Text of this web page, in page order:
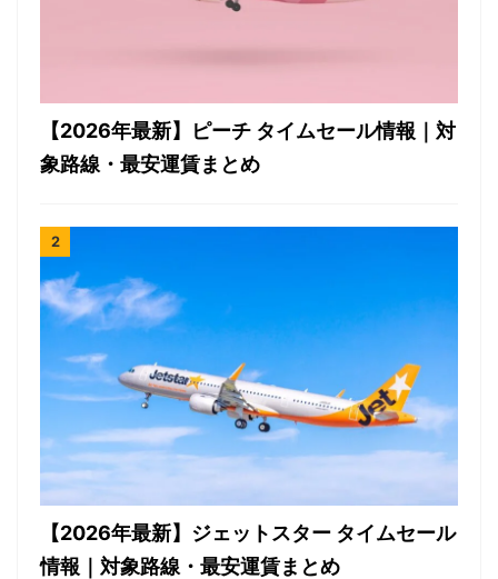
【2026年最新】ピーチ タイムセール情報｜対
象路線・最安運賃まとめ
【2026年最新】ジェットスター タイムセール
情報｜対象路線・最安運賃まとめ